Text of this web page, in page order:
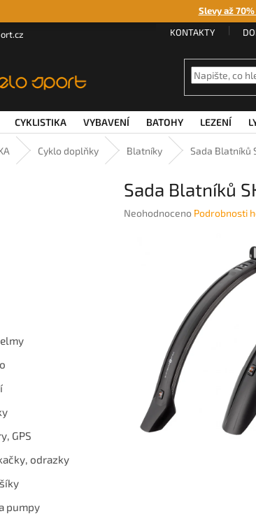
Slevy až
KONTAKTY
CYKLISTIKA VYBAVENÍ BATOHY LEZENÍ
Cyklo doplňky Blatníky Sada Blatníků
GPS
odrazky
pumpy
Sada Blatníků
Průměrné
Neohodnoceno Podrobnosti